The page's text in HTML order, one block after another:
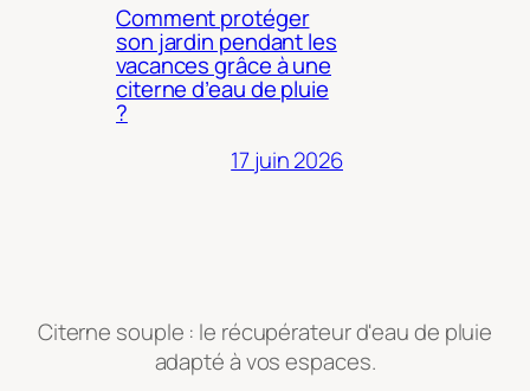
Comment protéger
son jardin pendant les
vacances grâce à une
citerne d’eau de pluie
?
17 juin 2026
Citerne souple : le récupérateur d'eau de pluie
adapté à vos espaces.